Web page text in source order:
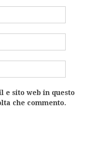
e sito web in questo
che commento.